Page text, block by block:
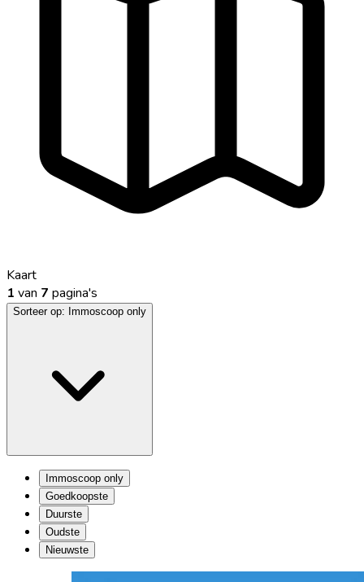
Kaart
1 van 7 pagina's
Sorteer op: Immoscoop only
Immoscoop only
Goedkoopste
Duurste
Oudste
Nieuwste